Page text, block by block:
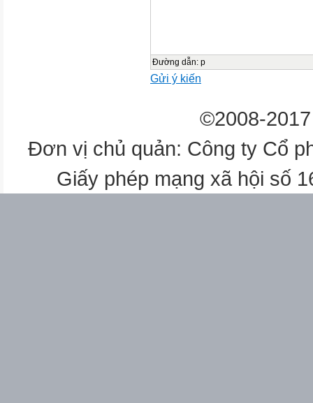
Đường dẫn: p
Gửi ý kiến
©2008-
Đơn vị chủ quản: Công ty Cổ
Giấy phép mạng xã hội số